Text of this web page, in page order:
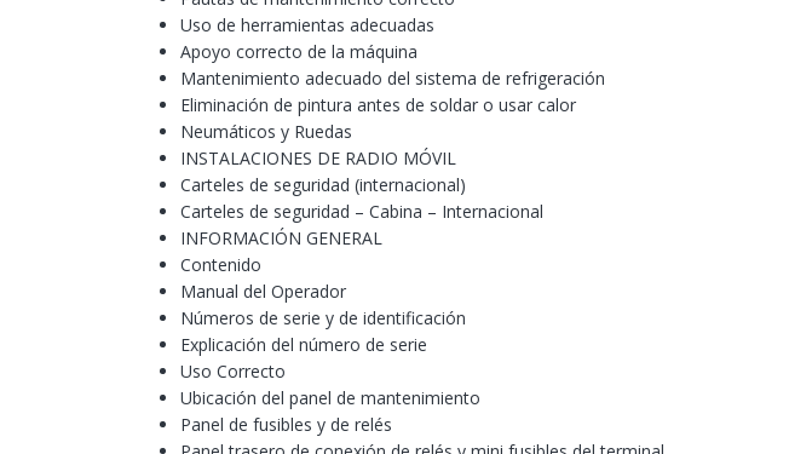
Uso de herramientas adecuadas
Apoyo correcto de la máquina
Mantenimiento adecuado del sistema de refrigeración
Eliminación de pintura antes de soldar o usar calor
Neumáticos y Ruedas
INSTALACIONES DE RADIO MÓVIL
Carteles de seguridad (internacional)
Carteles de seguridad – Cabina – Internacional
INFORMACIÓN GENERAL
Contenido
Manual del Operador
Números de serie y de identificación
Explicación del número de serie
Uso Correcto
Ubicación del panel de mantenimiento
Panel de fusibles y de relés